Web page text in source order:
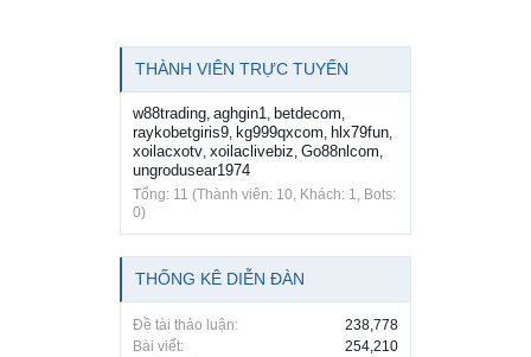
THÀNH VIÊN TRỰC TUYẾN
w88trading aghgin1 betdecom
raykobetgiris9 kg999qxcom hlx79fun
xoilacxotv xoilaclivebiz Go88nlcom
ungrodusear1974
Tổng: 11 (Thành viên: 10, Khách: 1, Bots:
0)
THỐNG KÊ DIỄN ĐÀN
Đề tài thảo luận:
238,778
Bài viết:
254,210